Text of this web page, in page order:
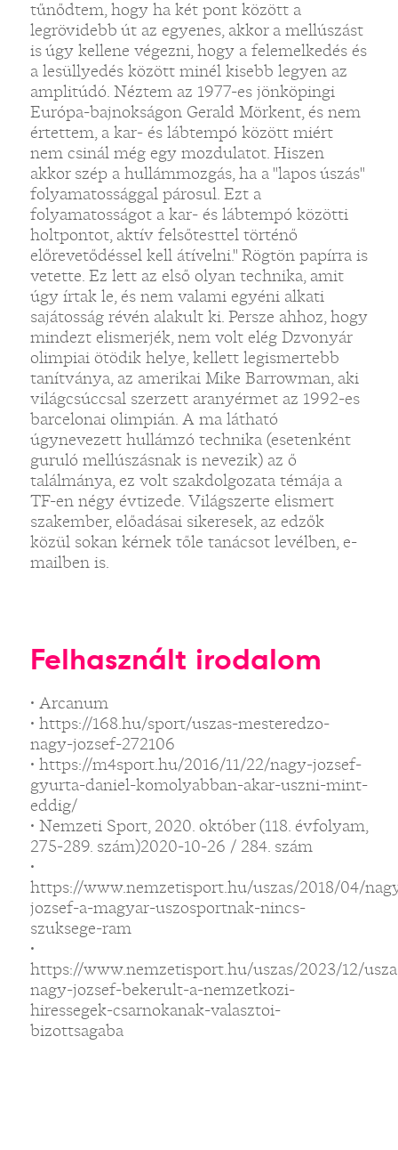
tűnődtem, hogy ha két pont között a
legrövidebb út az egyenes, akkor a mellúszást
is úgy kellene végezni, hogy a felemelkedés és
a lesüllyedés között minél kisebb legyen az
amplitúdó. Néztem az 1977-es jönköpingi
Európa-bajnokságon Gerald Mörkent, és nem
értettem, a kar- és lábtempó között miért
nem csinál még egy mozdulatot. Hiszen
akkor szép a hullámmozgás, ha a "lapos úszás"
folyamatossággal párosul. Ezt a
folyamatosságot a kar- és lábtempó közötti
holtpontot, aktív felsőtesttel történő
előrevetődéssel kell átívelni." Rögtön papírra is
vetette. Ez lett az első olyan technika, amit
úgy írtak le, és nem valami egyéni alkati
sajátosság révén alakult ki. Persze ahhoz, hogy
mindezt elismerjék, nem volt elég Dzvonyár
olimpiai ötödik helye, kellett legismertebb
tanítványa, az amerikai Mike Barrowman, aki
világcsúccsal szerzett aranyérmet az 1992-es
barcelonai olimpián. A ma látható
úgynevezett hullámzó technika (esetenként
guruló mellúszásnak is nevezik) az ő
találmánya, ez volt szakdolgozata témája a
TF-en négy évtizede. Világszerte elismert
szakember, előadásai sikeresek, az edzők
közül sokan kérnek tőle tanácsot levélben, e-
mailben is.
Felhasznált irodalom
• Arcanum
• https://168.hu/sport/uszas-mesteredzo-
nagy-jozsef-272106
• https://m4sport.hu/2016/11/22/nagy-jozsef-
gyurta-daniel-komolyabban-akar-uszni-mint-
eddig/
• Nemzeti Sport, 2020. október (118. évfolyam,
275-289. szám)2020-10-26 / 284. szám
•
https://www.nemzetisport.hu/uszas/2018/04/
jozsef-a-magyar-uszosportnak-nincs-
szuksege-ram
•
https://www.nemzetisport.hu/uszas/2023/12/
nagy-jozsef-bekerult-a-nemzetkozi-
hiressegek-csarnokanak-valasztoi-
bizottsagaba